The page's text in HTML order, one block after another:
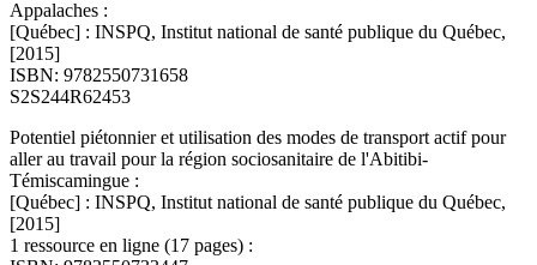
Appalaches :
[Québec] : INSPQ, Institut national de santé publique du Québec,
[2015]
ISBN: 9782550731658
S2S244R62453
Potentiel piétonnier et utilisation des modes de transport actif pour
aller au travail pour la région sociosanitaire de l'Abitibi-
Témiscamingue :
[Québec] : INSPQ, Institut national de santé publique du Québec,
[2015]
1 ressource en ligne (17 pages) :